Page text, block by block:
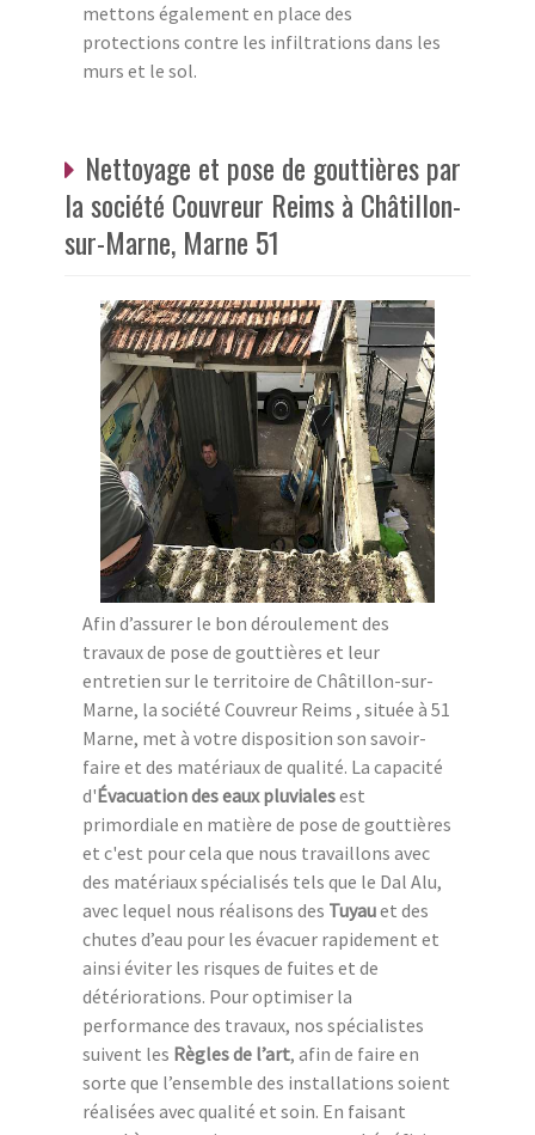
mettons également en place des
protections contre les infiltrations dans les
murs et le sol.
Nettoyage et pose de gouttières par
la société Couvreur Reims à Châtillon-
sur-Marne, Marne 51
Afin d’assurer le bon déroulement des
travaux de pose de gouttières et leur
entretien sur le territoire de Châtillon-sur-
Marne, la société Couvreur Reims , située à 51
Marne, met à votre disposition son savoir-
faire et des matériaux de qualité. La capacité
d'Évacuation des eaux pluvialesest
primordiale en matière de pose de gouttières
et c'est pour cela que nous travaillons avec
des matériaux spécialisés tels que le Dal Alu,
avec lequel nous réalisons des Tuyauet des
chutes d’eau pour les évacuer rapidement et
ainsi éviter les risques de fuites et de
détériorations. Pour optimiser la
performance des travaux, nos spécialistes
suivent les Règles de l’art, afin de faire en
sorte que l’ensemble des installations soient
réalisées avec qualité et soin. En faisant